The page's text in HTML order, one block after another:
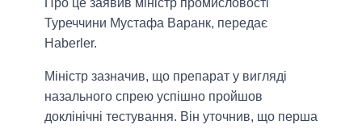
Про це заявив міністр промисловості
Туреччини Мустафа Варанк, передає
Haberler.
Міністр зазначив, що препарат у вигляді
назального спрею успішно пройшов
доклінічні тестування. Він уточнив, що перша